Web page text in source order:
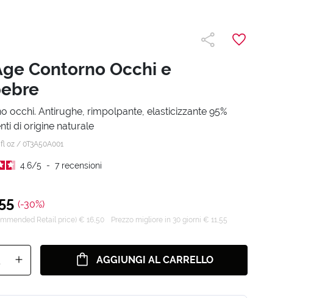
Contorno Occhi e
occhi. Antirughe, rimpolpante, elasticizzante 95%
di origine naturale
fl oz / 0T3A50A001
4.6/5 - 7 recensioni
(-30%)
Retail price) € 16,50 Prezzo migliore in 30 giorni € 11,55
AGGIUNGI AL CARRELLO